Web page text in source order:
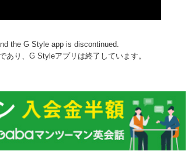
the G Style app is discontinued.
り、G Styleアプリは終了しています。